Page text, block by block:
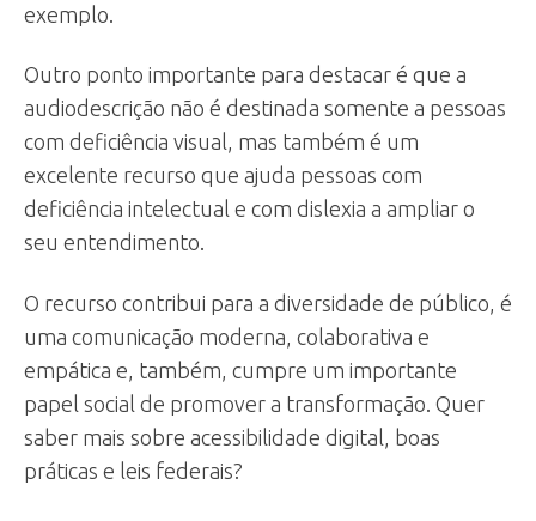
exemplo.
Outro ponto importante para destacar é que a
audiodescrição não é destinada somente a pessoas
com deficiência visual, mas também é um
excelente recurso que ajuda pessoas com
deficiência intelectual e com dislexia a ampliar o
seu entendimento.
O recurso contribui para a diversidade de público, é
uma comunicação moderna, colaborativa e
empática e, também, cumpre um importante
papel social de promover a transformação. Quer
saber mais sobre acessibilidade digital, boas
práticas e leis federais?